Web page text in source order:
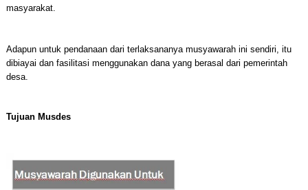
masyarakat.
Adapun untuk pendanaan dari terlaksananya musyawarah ini sendiri, itu
dibiayai dan fasilitasi menggunakan dana yang berasal dari pemerintah
desa.
Tujuan Musdes